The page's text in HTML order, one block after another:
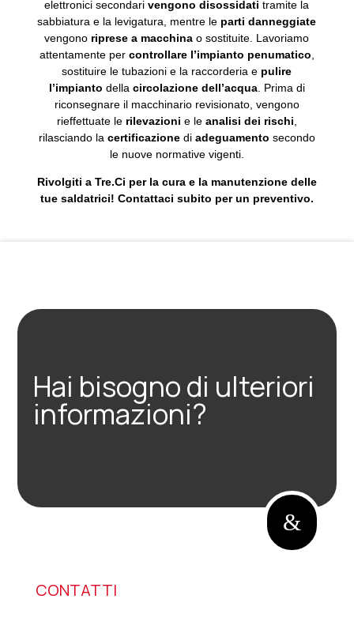
elettronici secondarivengono disossidati tramite la
sabbiatura e la levigatura, mentre le parti danneggiate
vengono riprese a macchina o sostituite. Lavoriamo
attentamente per controllare l’impianto penumatico
sostituire le tubazioni e la raccorderia e pulire
l’impianto della circolazione dell’acqua. Prima di
riconsegnare il macchinario revisionato, vengono
rieffettuate le rilevazioni e le analisi dei rischi
rilasciando la certificazionedi adeguamento secondo
le nuove normative vigenti.
Rivolgiti a Tre.Ci per la cura e la manutenzione delle
tue saldatrici! Contattaci subito per un preventivo.
Hai bisogno di ulteriori
informazioni?
&
CONTATTI